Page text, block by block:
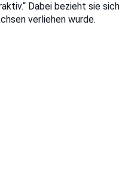
Dabei bezieht sie
verliehen wurde.